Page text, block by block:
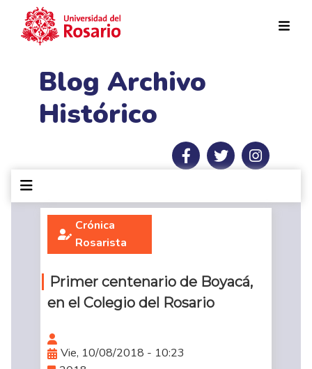
Blog Archivo
Histórico
Crónica
Rosarista
Primer centenario de Boyacá,
en el Colegio del Rosario
Vie, 10/08/2018 - 10:23